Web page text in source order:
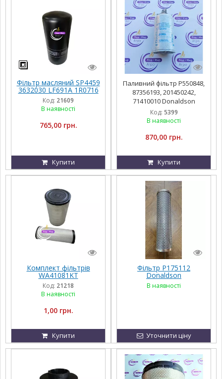
Фільтр масляний SP4459
3632030 LF691A 1R0716
P554005 51792
Код: 21609
В наявності
765,00 грн.
Купити
Паливний фільтр P550848,
87356193, 201450242,
71410010 Donaldson
Код: 5399
В наявності
870,00 грн.
Купити
Комплект фільтрів
WA41081KT
Код: 21218
В наявності
1,00 грн.
Купити
Фільтр P175112
Donaldson
В наявності
Уточнити ціну